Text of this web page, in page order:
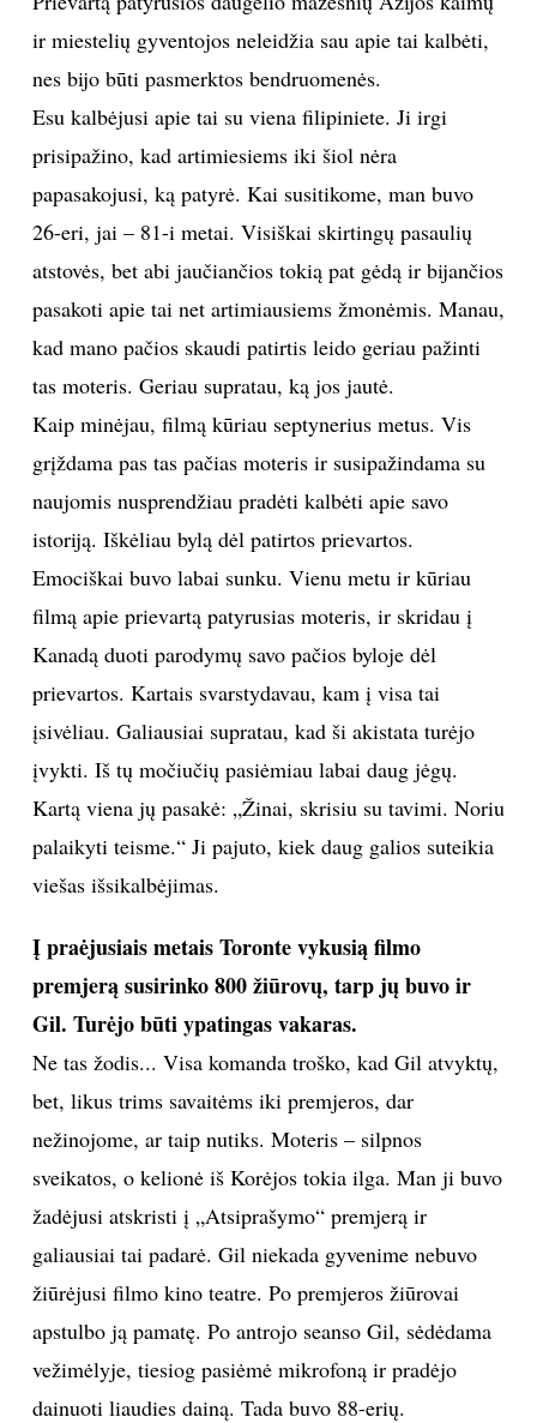
ir miestelių gyventojos neleidžia sau apie tai kalbėti,
nes bijo būti pasmerktos bendruomenės.
Esu kalbėjusi apie tai su viena filipiniete. Ji irgi
prisipažino, kad artimiesiems iki šiol nėra
papasakojusi, ką patyrė. Kai susitikome, man buvo
26-eri, jai – 81-i metai. Visiškai skirtingų pasaulių
atstovės, bet abi jaučiančios tokią pat gėdą ir bijančios
pasakoti apie tai net artimiausiems žmonėmis. Manau,
kad mano pačios skaudi patirtis leido geriau pažinti
tas moteris. Geriau supratau, ką jos jautė.
Kaip minėjau, filmą kūriau septynerius metus. Vis
grįždama pas tas pačias moteris ir susipažindama su
naujomis nusprendžiau pradėti kalbėti apie savo
istoriją. Iškėliau bylą dėl patirtos prievartos.
Emociškai buvo labai sunku. Vienu metu ir kūriau
filmą apie prievartą patyrusias moteris, ir skridau į
Kanadą duoti parodymų savo pačios byloje dėl
prievartos. Kartais svarstydavau, kam į visa tai
įsivėliau. Galiausiai supratau, kad ši akistata turėjo
įvykti. Iš tų močiučių pasiėmiau labai daug jėgų.
Kartą viena jų pasakė: „Žinai, skrisiu su tavimi. Noriu
palaikyti teisme.“ Ji pajuto, kiek daug galios suteikia
viešas išsikalbėjimas.
Į praėjusiais metais Toronte vykusią filmo
premjerą susirinko 800 žiūrovų, tarp jų buvo ir
Gil. Turėjo būti ypatingas vakaras.
Ne tas žodis... Visa komanda troško, kad Gil atvyktų,
bet, likus trims savaitėms iki premjeros, dar
nežinojome, ar taip nutiks. Moteris – silpnos
sveikatos, o kelionė iš Korėjos tokia ilga. Man ji buvo
žadėjusi atskristi į „Atsiprašymo“ premjerą ir
galiausiai tai padarė. Gil niekada gyvenime nebuvo
žiūrėjusi filmo kino teatre. Po premjeros žiūrovai
apstulbo ją pamatę. Po antrojo seanso Gil, sėdėdama
vežimėlyje, tiesiog pasiėmė mikrofoną ir pradėjo
dainuoti liaudies dainą. Tada buvo 88-erių.